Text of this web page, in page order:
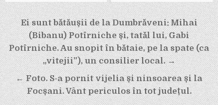
Navigare
în
articole
Ei sunt bătăușii de la Dumbrăveni: Mihai
(Bibanu) Potîrniche și, tatăl lui, Gabi
Potîrniche. Au snopit în bătaie, pe la spate (ca
„vitejii”), un consilier local. →
← Foto. S-a pornit vijelia și ninsoarea și la
Focșani. Vânt periculos în tot județul.